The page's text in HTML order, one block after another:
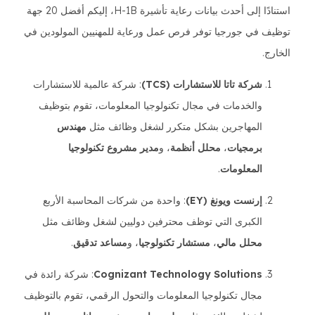
استنادًا إلى أحدث بيانات رعاية تأشيرة H-1B، إليكم أفضل 20 جهة
توظيف في جورجيا توفر فرص عمل ورعاية للمهنيين المولودين في
الخارج.
شركة تاتا للاستشارات (TCS)
: شركة عالمية للاستشارات
والخدمات في مجال تكنولوجيا المعلومات، تقوم بتوظيف
المهاجرين بشكل متكرر لشغل وظائف مثل مهندس
برمجيات، محلل أنظمة، ومدير مشروع تكنولوجيا
المعلومات.
إرنست ويونغ (EY)
: واحدة من شركات المحاسبة الأربع
الكبرى التي توظف محترفين دوليين لشغل وظائف مثل
محلل مالي، مستشار تكنولوجيا، ومساعد تدقيق.
Cognizant Technology Solutions: شركة رائدة في
مجال تكنولوجيا المعلومات والتحول الرقمي، تقوم بالتوظيف